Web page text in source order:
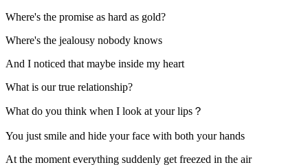
Where's the promise as hard as gold?
Where's the jealousy nobody knows
And I noticed that maybe inside my heart
What is our true relationship?
What do you think when I look at your lips？
You just smile and hide your face with both your hands
At the moment everything suddenly get freezed in the air